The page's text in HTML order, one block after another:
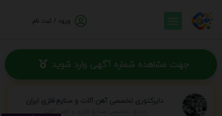
ورود / ثبت نام
دایرکتوری تخصصی آهن آلات و صنایع فلزی ایران
مرجع تخصصی صنایع فلزی و آهن آلات
جهت مشاهده شماره آگهی وارد شوید